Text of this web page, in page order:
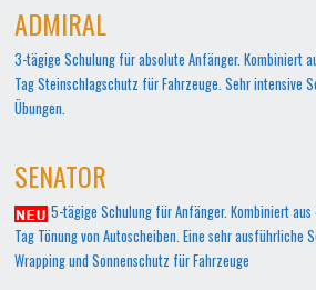
ADMIRAL
3-tägige Schulung für absolute Anfänger. Kombiniert
Tag Steinschlagschutz für Fahrzeuge. Sehr intensive
Übungen.
SENATOR
5-tägige Schulung für Anfänger. Kombiniert aus
Tag Tönung von Autoscheiben. Eine sehr ausführliche
Wrapping und Sonnenschutz für Fahrzeuge